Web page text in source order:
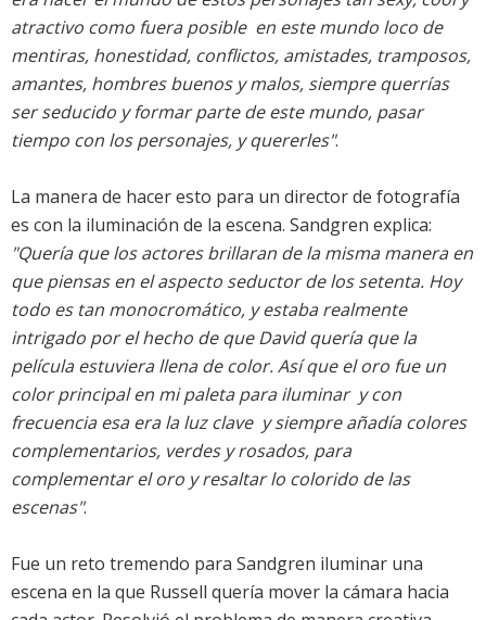
atractivo como fuera posible  en este mundo loco de
mentiras, honestidad, conflictos, amistades, tramposos,
amantes, hombres buenos y malos, siempre querrías
ser seducido y formar parte de este mundo, pasar
tiempo con los personajes, y quererles".
La manera de hacer esto para un director de fotografía
es con la iluminación de la escena. Sandgren explica:
"Quería que los actores brillaran de la misma manera en
que piensas en el aspecto seductor de los setenta. Hoy
todo es tan monocromático, y estaba realmente
intrigado por el hecho de que David quería que la
película estuviera llena de color. Así que el oro fue un
color principal en mi paleta para iluminar  y con
frecuencia esa era la luz clave  y siempre añadía colores
complementarios, verdes y rosados, para
complementar el oro y resaltar lo colorido de las
escenas".
Fue un reto tremendo para Sandgren iluminar una
escena en la que Russell quería mover la cámara hacia